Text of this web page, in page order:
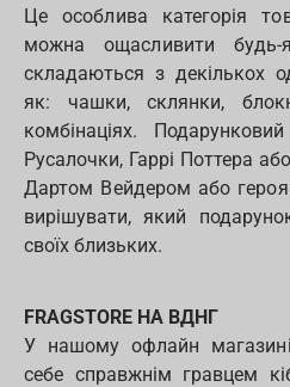
Це особлива категорія
можна ощасливити будь-
складаються з декількох
як: чашки, склянки,
комбінаціях.
Русалочки, Гаррі Поттера
Дартом Вейдером або
вирішувати, який
своїх близьких.
FRAGSTORE НА ВДНГ
У нашому офлайн
себе справжнім гравцем